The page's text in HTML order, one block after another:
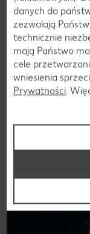
żadnego naszego
Aplikacja
danych do
zezwalają
technicznie
mają Państwo
cele
wniesienia
Prywatności.